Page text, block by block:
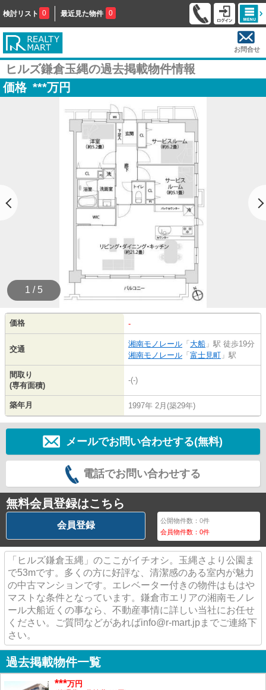
検討リスト 0 最近見た物件 0
お問合せ
ヒルズ鎌倉玉縄の過去掲載物件情報
価格 ***万円
1 / 5
価格 -
交通
湘南モノレール 「 大船 」駅 徒歩19分
湘南モノレール 「 富士見町 」駅
間取り
(専有面積)
-(-)
築年月 1997年 2月(築29年)
メールでお問い合わせする(無料)
電話でお問い合わせする
無料会員登録はこちら
会員登録 公開物件数：0件
会員物件数：0件
「ヒルズ鎌倉玉縄」のここがイチオシ。玉縄さより公園ま
で53mです。多くの方に好評な、清潔感のある室内が魅力
の中古マンションです。エレベーター付きの物件はもはや
マストな条件となっています。鎌倉市エリアの湘南モノレ
ール大船近くの事なら、不動産事情に詳しい当社にお任せ
ください。ご質問などがあればinfo@r-mart.jpまでご連絡下
さい。
過去掲載物件一覧
***万円